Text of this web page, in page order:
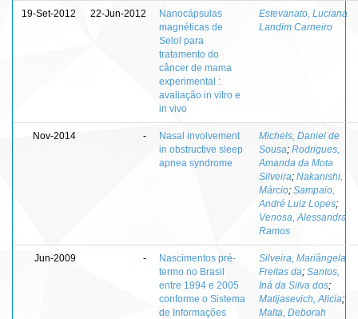
19-Set-2012 22-Jun-2012
Nanocápsulas
magnéticas de
Selol para
tratamento do
câncer de mama
experimental :
avaliação in vitro e
in vivo
Estevanato, Luciana
Landim Carneiro
Nov-2014 -
Nasal involvement
in obstructive sleep
apnea syndrome
Michels, Daniel de
Sousa; Rodrigues,
Amanda da Mota
Silveira; Nakanishi,
Márcio; Sampaio,
André Luiz Lopes;
Venosa, Alessandra
Ramos
Jun-2009 -
Nascimentos pré-
termo no Brasil
entre 1994 e 2005
conforme o Sistema
de Informações
Silveira, Mariângela
Freitas da; Santos,
Iná da Silva dos;
Matijasevich, Alicia;
Malta, Deborah